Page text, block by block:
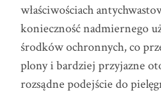
właściwościach
konieczność nadmiernego
środków ochronnych, co
plony i bardziej przyjazne
rozsądne podejście do